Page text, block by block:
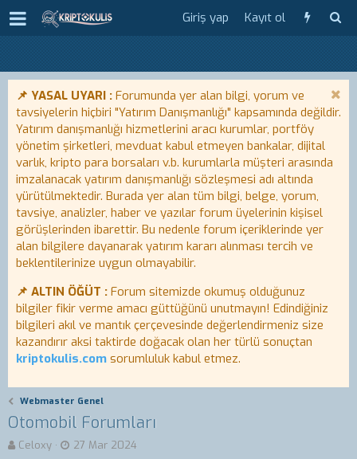
Giriş yap Kayıt ol
📌 YASAL UYARI : Forumunda yer alan bilgi, yorum ve
tavsiyelerin hiçbiri "Yatırım Danışmanlığı" kapsamında değildir.
Yatırım danışmanlığı hizmetlerini aracı kurumlar, portföy
yönetim şirketleri, mevduat kabul etmeyen bankalar, dijital
varlık, kripto para borsaları v.b. kurumlarla müşteri arasında
imzalanacak yatırım danışmanlığı sözleşmesi adı altında
yürütülmektedir. Burada yer alan tüm bilgi, belge, yorum,
tavsiye, analizler, haber ve yazılar forum üyelerinin kişisel
görüşlerinden ibarettir. Bu nedenle forum içeriklerinde yer
alan bilgilere dayanarak yatırım kararı alınması tercih ve
beklentilerinize uygun olmayabilir.
📌 ALTIN ÖĞÜT : Forum sitemizde okumuş olduğunuz
bilgiler fikir verme amacı güttüğünü unutmayın! Edindiğiniz
bilgileri akıl ve mantık çerçevesinde değerlendirmeniz size
kazandırır aksi taktirde doğacak olan her türlü sonuçtan
kriptokulis.com sorumluluk kabul etmez.
Webmaster Genel
Otomobil Forumları
K
Celoxy
B
27 Mar 2024